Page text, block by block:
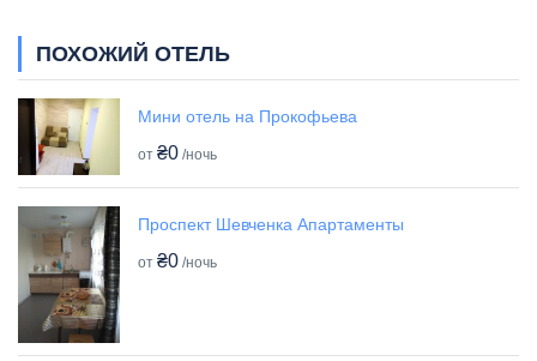
ПОХОЖИЙ ОТЕЛЬ
Мини отель на Прокофьева
от ₴0 /ночь
Проспект Шевченка Апартаменты
от ₴0 /ночь